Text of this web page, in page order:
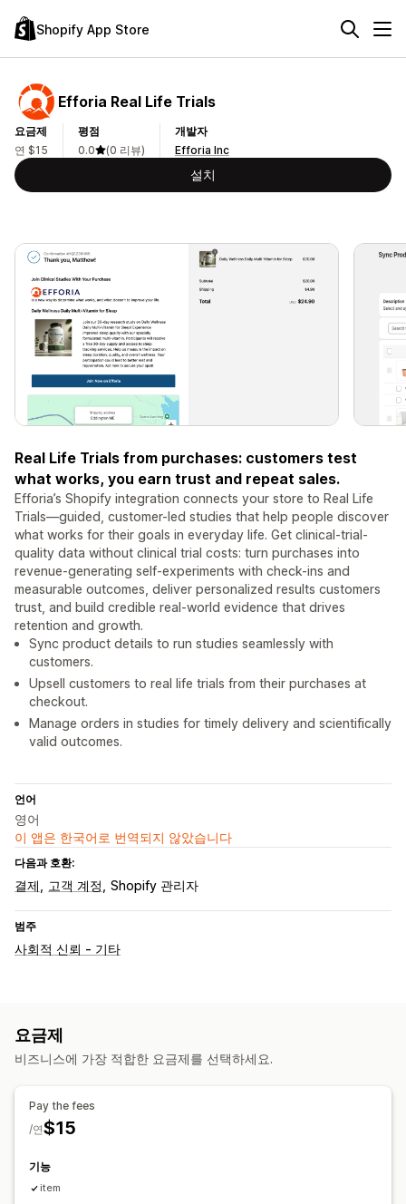
Shopify App Store
Efforia Real Life Trials
요금제
연 $15
평점
0.0
(0 리뷰)
개발자
Efforia Inc
설치
Real Life Trials from purchases: customers test
what works, you earn trust and repeat sales.
Efforia’s Shopify integration connects your store to Real Life
Trials—guided, customer-led studies that help people discover
what works for their goals in everyday life. Get clinical-trial-
quality data without clinical trial costs: turn purchases into
revenue-generating self-experiments with check-ins and
measurable outcomes, deliver personalized results customers
trust, and build credible real-world evidence that drives
retention and growth.
Sync product details to run studies seamlessly with
customers.
Upsell customers to real life trials from their purchases at
checkout.
Manage orders in studies for timely delivery and scientifically
valid outcomes.
언어
영어
이 앱은 한국어로 번역되지 않았습니다
다음과 호환:
결제 고객 계정 Shopify 관리자
범주
사회적 신뢰 - 기타
요금제
비즈니스에 가장 적합한 요금제를 선택하세요.
Pay the fees
$15
/연
기능
item